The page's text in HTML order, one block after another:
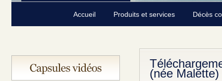
Accueil Produits et services Décès
(née Malette)